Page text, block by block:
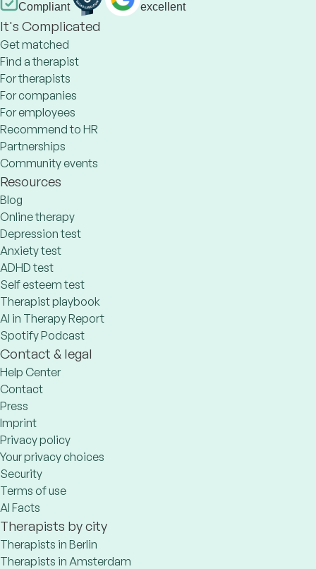
Compliant
excellent
It's Complicated
Get matched
Find a therapist
For therapists
For companies
For employees
Recommend to HR
Partnerships
Community events
Resources
Blog
Online therapy
Depression test
Anxiety test
ADHD test
Self esteem test
Therapist playbook
AI in Therapy Report
Spotify Podcast
Contact & legal
Help Center
Contact
Press
Imprint
Privacy policy
Your privacy choices
Security
Terms of use
AI Facts
Therapists by city
Therapists in Berlin
Therapists in Amsterdam